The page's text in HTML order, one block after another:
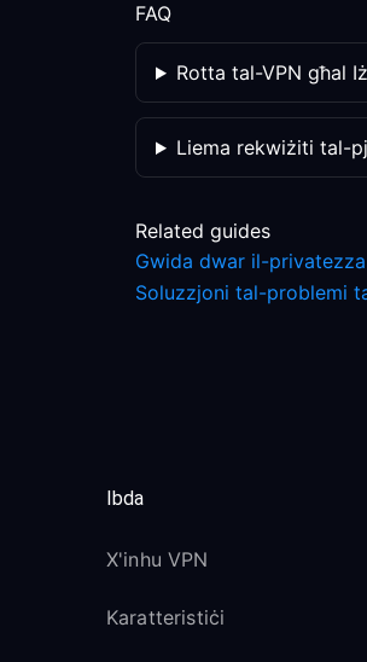
FAQ
Rotta tal-VPN għal
Liema rekwiżiti tal-
Related guides
Gwida dwar il-
Soluzzjoni tal-problemi
Ibda
X'inhu VPN
Karatteristiċi